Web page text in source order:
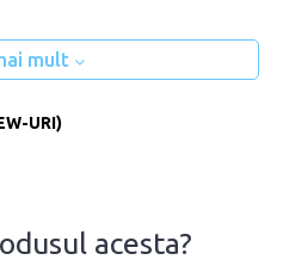
mult
URI)
acesta?